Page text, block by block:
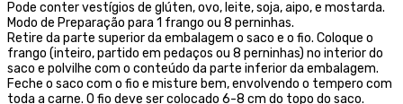
Pode conter vestígios de glúten, ovo, leite, soja, aipo, e mostarda.
Modo de Preparação para 1 frango ou 8 perninhas.
Retire da parte superior da embalagem o saco e o fio. Coloque o
frango (inteiro, partido em pedaços ou 8 perninhas) no interior do
saco e polvilhe com o conteúdo da parte inferior da embalagem.
Feche o saco com o fio e misture bem, envolvendo o tempero com
toda a carne. O fio deve ser colocado 6-8 cm do topo do saco.